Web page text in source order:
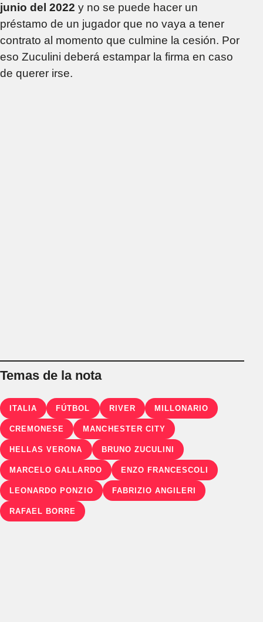
junio del 2022 y no se puede hacer un
préstamo de un jugador que no vaya a tener
contrato al momento que culmine la cesión. Por
eso Zuculini deberá estampar la firma en caso
de querer irse.
Temas de la nota
ITALIA FÚTBOL RIVER MILLONARIO
CREMONESE MANCHESTER CITY
HELLAS VERONA BRUNO ZUCULINI
MARCELO GALLARDO ENZO FRANCESCOLI
LEONARDO PONZIO FABRIZIO ANGILERI
RAFAEL BORRE